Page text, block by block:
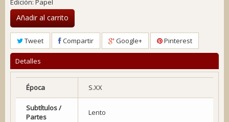
Añadir al carrito
Tweet Compartir Google+ Pinterest
Detalles
Época S.XX
Subtítulos /
Partes
Lento